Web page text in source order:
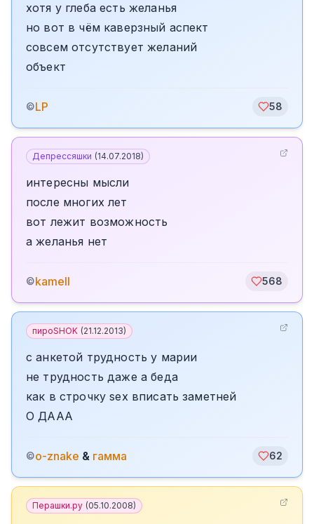
хотя у глеба есть желанья
но вот в чём каверзный аспект
совсем отсутствует желаний
объект
©LP 58
Депрессяшки (14.07.2018)
интересны мысли
после многих лет
вот лежит возможность
а желанья нет
©kamell 568
пироSHOK (21.12.2013)
с анкетой трудность у марии
не трудность даже а беда
как в строчку sex вписать заметней
О ДААА
©o-znake & гамма 62
Перашки.ру (05.10.2008)